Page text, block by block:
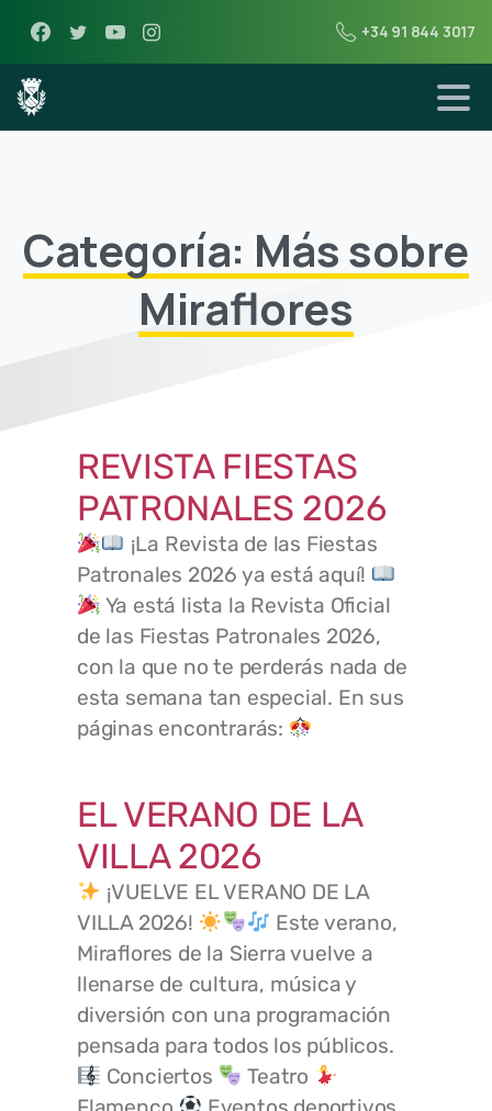
+34 91 844 3017
Categoría: Más sobre
Miraflores
REVISTA FIESTAS
PATRONALES 2026
¡La Revista de las Fiestas
Patronales 2026 ya está aquí!
Ya está lista la Revista Oficial
de las Fiestas Patronales 2026,
con la que no te perderás nada de
esta semana tan especial. En sus
páginas encontrarás:
EL VERANO DE LA
VILLA 2026
¡VUELVE EL VERANO DE LA
VILLA 2026!
Este verano,
Miraflores de la Sierra vuelve a
llenarse de cultura, música y
diversión con una programación
pensada para todos los públicos.
Conciertos
Teatro